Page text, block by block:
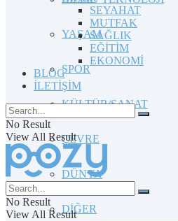
YAŞAM
SPOR
KÜLTÜR/SANAT
ÇEVRE
DÜNYA
DİĞER
SEYAHAT
MUTFAK
SAĞLIK
EĞİTİM
EKONOMİ
BLOG
İLETİŞİM
No Result
View All Result
No Result
View All Result